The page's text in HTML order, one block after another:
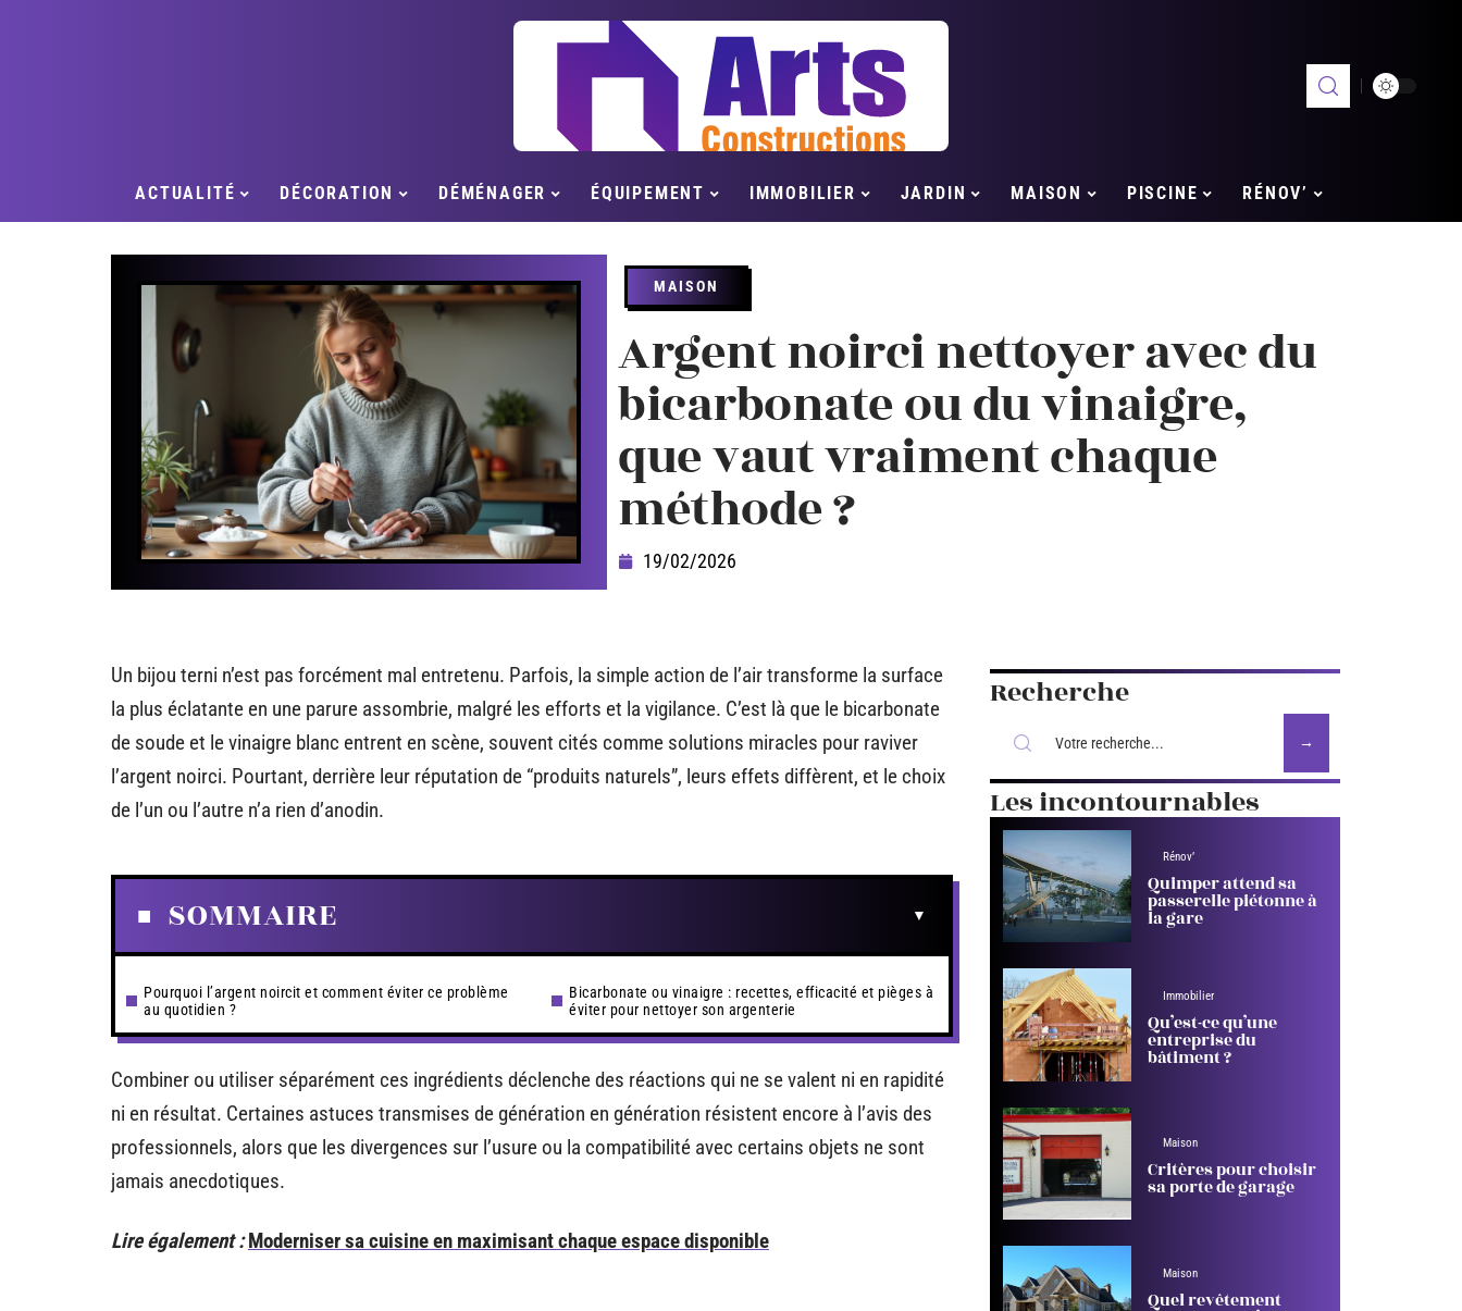
ACTUALITÉ DÉCORATION DÉMÉNAGER ÉQUIPEMENT IMMOBILIER JARDIN MAISON PISCINE RÉNOV’
MAISON
Argent noirci nettoyer avec du
bicarbonate ou du vinaigre,
que vaut vraiment chaque
méthode ?
19/02/2026
Un bijou terni n’est pas forcément mal entretenu. Parfois, la simple action de l’air transforme la surface
la plus éclatante en une parure assombrie, malgré les efforts et la vigilance. C’est là que le bicarbonate
de soude et le vinaigre blanc entrent en scène, souvent cités comme solutions miracles pour raviver
l’argent noirci. Pourtant, derrière leur réputation de “produits naturels”, leurs effets diffèrent, et le choix
de l’un ou l’autre n’a rien d’anodin.
SOMMAIRE
Pourquoi l’argent noircit et comment éviter ce problème
au quotidien ?
Bicarbonate ou vinaigre : recettes, efficacité et pièges à
éviter pour nettoyer son argenterie
Combiner ou utiliser séparément ces ingrédients déclenche des réactions qui ne se valent ni en rapidité
ni en résultat. Certaines astuces transmises de génération en génération résistent encore à l’avis des
professionnels, alors que les divergences sur l’usure ou la compatibilité avec certains objets ne sont
jamais anecdotiques.
Lire également : Moderniser sa cuisine en maximisant chaque espace disponible
Recherche
Les incontournables
Rénov’
Quimper attend sa
passerelle piétonne à
la gare
Immobilier
Qu’est-ce qu’une
entreprise du
bâtiment ?
Maison
Critères pour choisir
sa porte de garage
Maison
Quel revêtement